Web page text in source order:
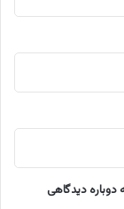
دوباره دیدگاهی